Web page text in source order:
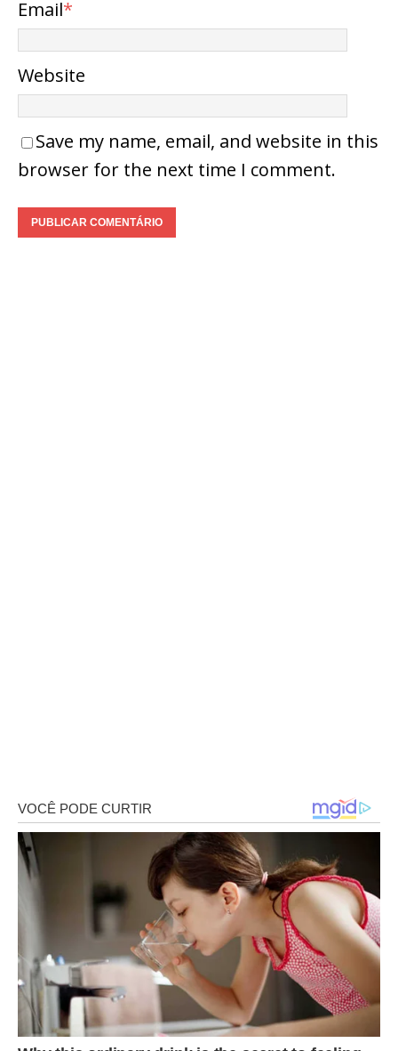
Email*
Website
Save my name, email, and website in this
browser for the next time I comment.